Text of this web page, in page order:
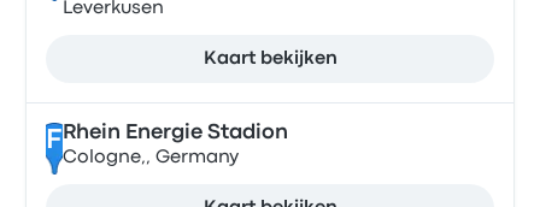
Leverkusen
Kaart bekijken
F Rhein Energie Stadion
Cologne,, Germany